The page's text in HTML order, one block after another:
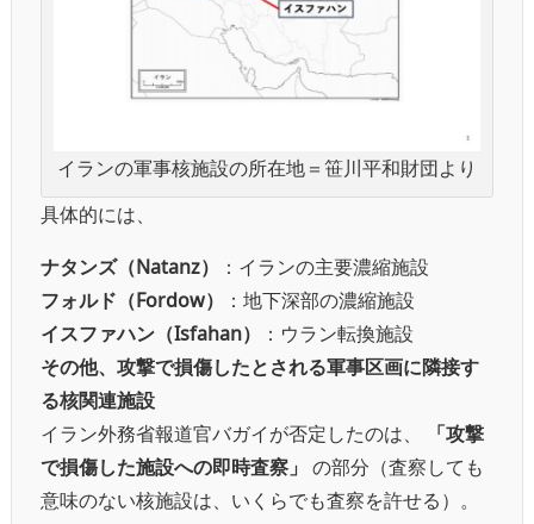
イランの軍事核施設の所在地＝笹川平和財団より
具体的には、
ナタンズ（Natanz）
：イランの主要濃縮施設
フォルド（Fordow）
：地下深部の濃縮施設
イスファハン（Isfahan）
：ウラン転換施設
その他、攻撃で損傷したとされる軍事区画に隣接す
る核関連施設
イラン外務省報道官バガイが否定したのは、
「攻撃
で損傷した施設への即時査察」 の部分（査察しても
意味のない核施設は、いくらでも査察を許せる）。